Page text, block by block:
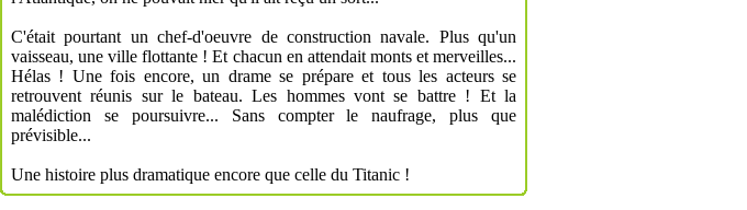
C'était pourtant un chef-d'oeuvre de construction navale. Plus qu'un
vaisseau, une ville flottante ! Et chacun en attendait monts et merveilles...
Hélas ! Une fois encore, un drame se prépare et tous les acteurs se
retrouvent réunis sur le bateau. Les hommes vont se battre ! Et la
malédiction se poursuivre... Sans compter le naufrage, plus que
prévisible...
Une histoire plus dramatique encore que celle du Titanic !